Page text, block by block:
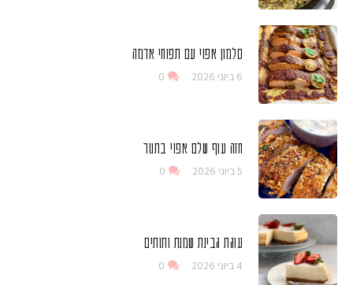
סלמון אפוי עם תפוחי אדמה
6 ביוני 2026 0
חזה עוף שלם אפוי בתנור
5 ביוני 2026 0
עוגת גבינת שמנת ותותים
4 ביוני 2026 0